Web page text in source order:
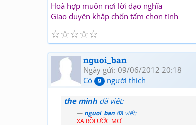
Hoà hợp muôn nơi lời đạo nghĩa
Giao duyên khắp chốn tấm chơn tình
☆
☆
☆
☆
☆
nguoi_ban
Ngày gửi: 09/06/2012 20:18
Có
9 người thích
the minh đã viết:
nguoi_ban đã viết:
XA RỒI ƯỚC MƠ